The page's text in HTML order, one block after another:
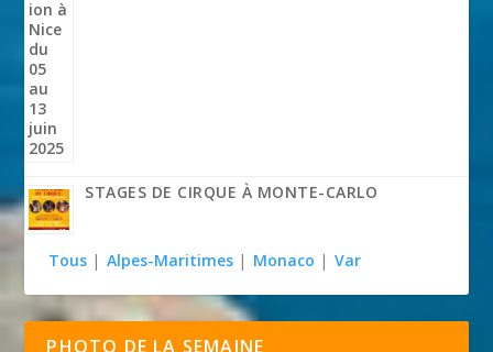
STAGES DE CIRQUE À MONTE-CARLO
Tous | Alpes-Maritimes | Monaco | Var
PHOTO DE LA SEMAINE